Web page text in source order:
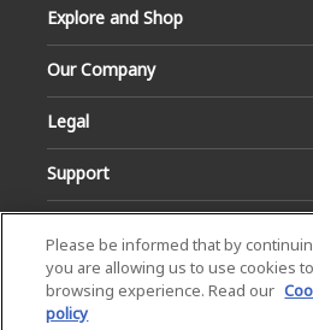
Explore and Shop
Our Company
Legal
Support
Please be informed that by
you are allowing us to use cookies
browsing experience. Read our
policy